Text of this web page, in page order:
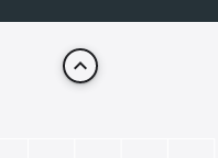
keyboard_arrow_up